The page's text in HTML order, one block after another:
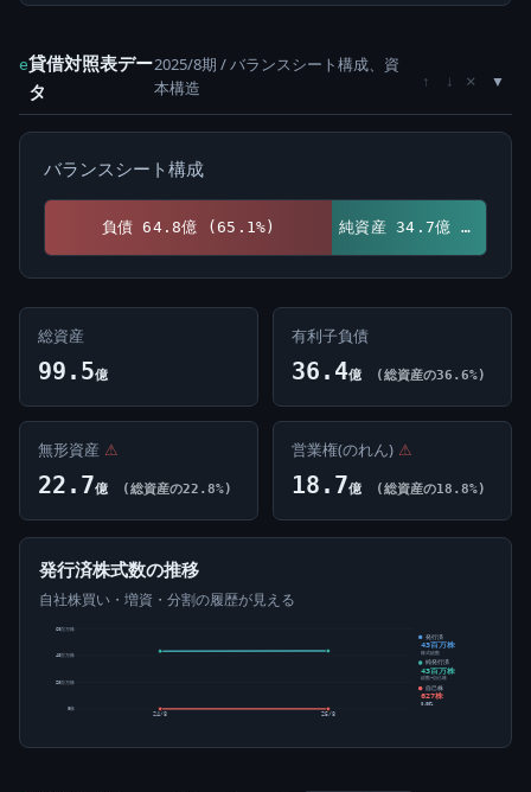
e貸借対照表デー
タ
2025/8期 / バランスシート構成、資
本構造
↑ ↓ ×
バランスシート構成
負債 64.8億 (65.1%) 純資産 34.7億 (34.9%)
総資産
99.5億
有利子負債
36.4億 (総資産の36.6%)
無形資産 ⚠
22.7億 (総資産の22.8%)
営業権(のれん) ⚠
18.7億 (総資産の18.8%)
発行済株式数の推移
自社株買い・増資・分割の履歴が見える
0株
20百万株
40百万株
60百万株
24/8 25/8
発行済
43百万株
株式総数
純発行済
43百万株
総数-自己株
自己株
627株
0.00%